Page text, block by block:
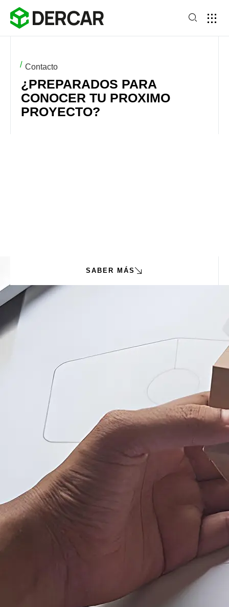
Contacto
¿PREPARADOS PARA
CONOCER TU PROXIMO
PROYECTO?
SABER MÁS